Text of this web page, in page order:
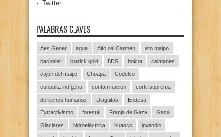
Twitter
PALABRAS CLAVES
Aes Gener agua Alto del Carmen alto maipo
bachelet barrick gold BDS boicot caimanes
cajón del maipo Choapa Codelco
consulta indígena contaminación corte suprema
derechos humanos Diaguitas Endesa
Extractivismo forestal Franja de Gaza Gaza
Glaciares hidroeléctrica huasco incendio